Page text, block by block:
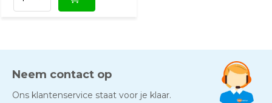
Neem contact op
Ons klantenservice staat voor je klaar.